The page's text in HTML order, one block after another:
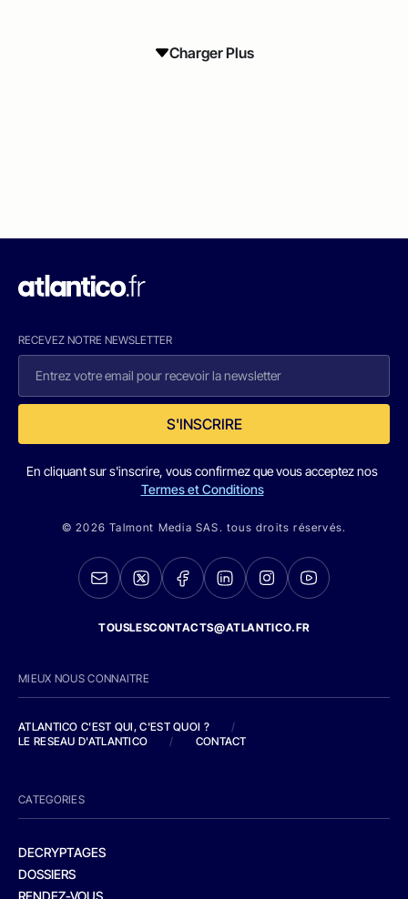
Charger Plus
RECEVEZ NOTRE NEWSLETTER
S'INSCRIRE
En cliquant sur s'inscrire, vous confirmez que vous acceptez nos
Termes et Conditions
© 2026 Talmont Media SAS. tous droits réservés.
TOUSLESCONTACTS@ATLANTICO.FR
MIEUX NOUS CONNAITRE
ATLANTICO C'EST QUI, C'EST QUOI ?
/
LE RESEAU D'ATLANTICO
/ CONTACT
CATEGORIES
DECRYPTAGES
DOSSIERS